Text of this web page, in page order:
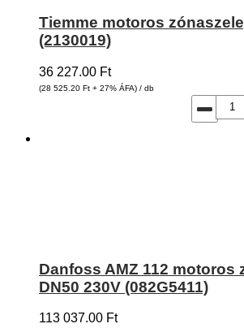
Tiemme motoros
(2130019)
36 227.00 Ft
(28 525.20 Ft + 27% ÁFA) / db
Danfoss AMZ 112 motoros
DN50 230V (082G5411)
113 037.00 Ft